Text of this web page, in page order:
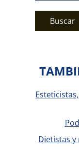
Buscar
Dietistas y